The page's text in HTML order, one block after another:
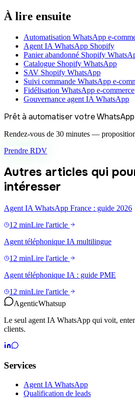
À lire ensuite
Automatisation WhatsApp e-
Agent IA WhatsApp Shopify
Panier abandonné Shopify
Catalogue Shopify WhatsApp
SAV Shopify WhatsApp
Suivi commande WhatsApp e-
Fidélisation WhatsApp e-commerce
Gouvernance agent IA WhatsApp
Prêt à automatiser votre WhatsApp
Rendez-vous de 30 minutes —
Prendre RDV
Autres articles qui
intéresser
Agent IA WhatsApp France : guide 2026
12 minLire l'article
Agent téléphonique IA multilingue
12 minLire l'article
Agent téléphonique IA : guide PME
12 minLire l'article
AgenticWhatsup
Le seul agent IA WhatsApp qui voit,
clients.
Services
Agent IA WhatsApp
Qualification de leads